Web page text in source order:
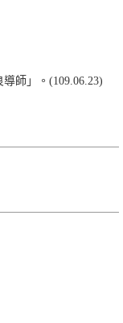
師」。(109.06.23)